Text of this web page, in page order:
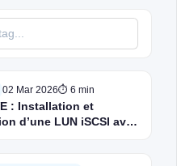
02 Mar 2026⏱ 6 min
: Installation et
d’une LUN iSCSI avec